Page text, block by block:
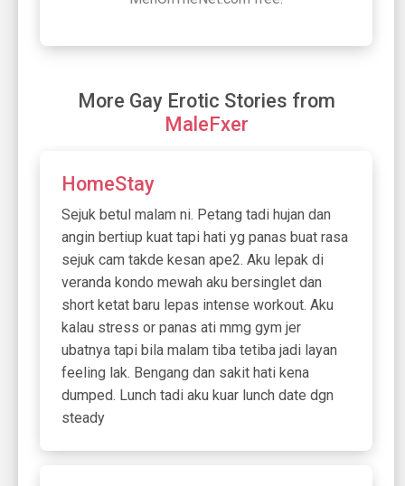
More Gay Erotic Stories from
MaleFxer
HomeStay
Sejuk betul malam ni. Petang tadi hujan dan
angin bertiup kuat tapi hati yg panas buat rasa
sejuk cam takde kesan ape2. Aku lepak di
veranda kondo mewah aku bersinglet dan
short ketat baru lepas intense workout. Aku
kalau stress or panas ati mmg gym jer
ubatnya tapi bila malam tiba tetiba jadi layan
feeling lak. Bengang dan sakit hati kena
dumped. Lunch tadi aku kuar lunch date dgn
steady